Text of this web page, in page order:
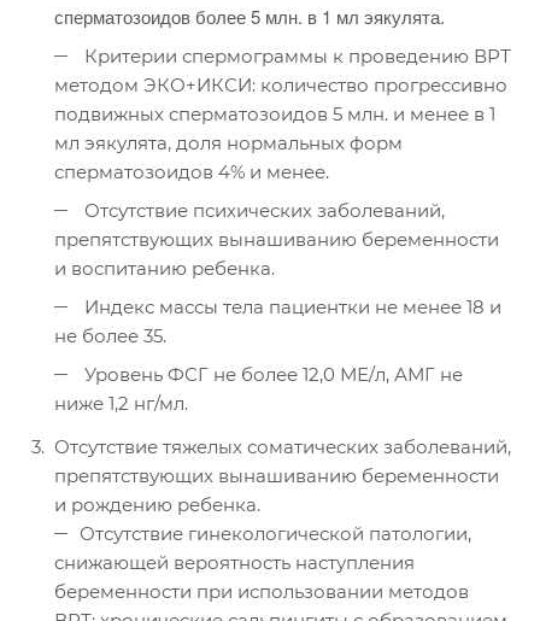
сперматозоидов более 5 млн. в 1 мл эякулята.
Критерии спермограммы к проведению ВРТ
методом ЭКО+ИКСИ: количество прогрессивно
подвижных сперматозоидов 5 млн. и менее в 1
мл эякулята, доля нормальных форм
сперматозоидов 4% и менее.
Отсутствие психических заболеваний,
препятствующих вынашиванию беременности
и воспитанию ребенка.
Индекс массы тела пациентки не менее 18 и
не более 35.
Уровень ФСГ не более 12,0 МЕ/л, АМГ не
ниже 1,2 нг/мл.
Отсутствие тяжелых соматических заболеваний,
препятствующих вынашиванию беременности
и рождению ребенка.
Отсутствие гинекологической патологии,
снижающей вероятность наступления
беременности при использовании методов